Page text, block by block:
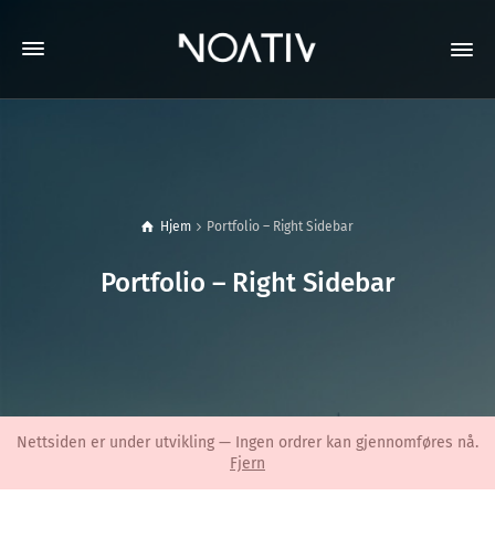
Hjem Portfolio – Right Sidebar
Portfolio – Right Sidebar
Nettsiden er under utvikling — Ingen ordrer kan gjennomføres nå.
Fjern